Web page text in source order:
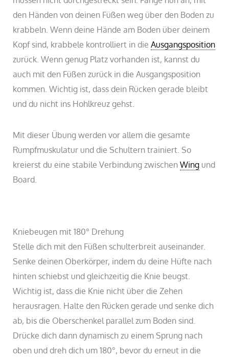
den Händen von deinen Füßen weg über den Boden zu
krabbeln. Wenn deine Hände am Boden über deinem
Kopf sind, krabbele kontrolliert in dieAusgangsposition
zurück. Wenn genug Platz vorhanden ist, kannst du
auch mit den Füßen zurück in die Ausgangsposition
kommen. Wichtig ist, dass dein Rücken gerade bleibt
und du nicht ins Hohlkreuz gehst.
Mit dieser Übung werden vor allem die gesamte
Rumpfmuskulatur und die Schultern trainiert. So
kreierst du eine stabile Verbindung zwischenWing und
Board.
Kniebeugen mit 180° Drehung
Stelle dich mit den Füßen schulterbreit auseinander.
Senke deinen Oberkörper, indem du deine Hüfte nach
hinten schiebst und gleichzeitig die Knie beugst.
Wichtig ist, dass die Knie nicht über die Zehen
herausragen. Halte den Rücken gerade und senke dich
ab, bis die Oberschenkel parallel zum Boden sind.
Drücke dich dann dynamisch zu einem Sprung nach
oben und dreh dich um 180°, bevor du erneut in die